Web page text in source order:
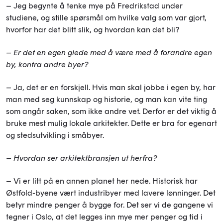
– Jeg begynte å tenke mye på Fredrikstad under
studiene, og stille spørsmål om hvilke valg som var gjort,
hvorfor har det blitt slik, og hvordan kan det bli?
– Er det en egen glede med å være med å forandre egen
by, kontra andre byer?
– Ja, det er en forskjell. Hvis man skal jobbe i egen by, har
man med seg kunnskap og historie, og man kan vite ting
som angår saken, som ikke andre vet. Derfor er det viktig å
bruke mest mulig lokale arkitekter. Dette er bra for egenart
og stedsutvikling i småbyer.
– Hvordan ser arkitektbransjen ut herfra?
– Vi er litt på en annen planet her nede. Historisk har
Østfold-byene vært industribyer med lavere lønninger. Det
betyr mindre penger å bygge for. Det ser vi de gangene vi
tegner i Oslo, at det legges inn mye mer penger og tid i